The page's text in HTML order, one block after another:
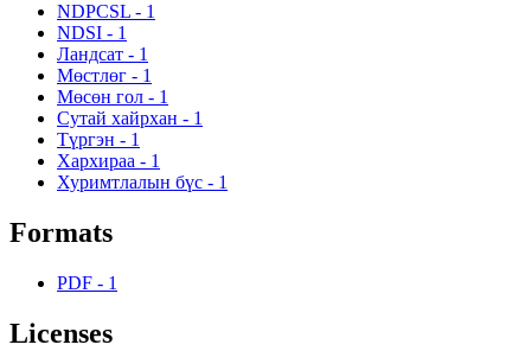
NDPCSL - 1
NDSI - 1
Ландсат - 1
Мөстлөг - 1
Мөсөн гол - 1
Сутай хайрхан - 1
Түргэн - 1
Хархираа - 1
Хуримтлалын бүс - 1
Formats
PDF - 1
Licenses